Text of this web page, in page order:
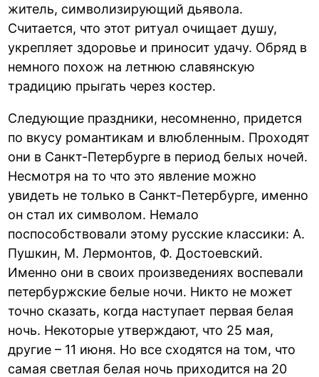
житель, символизирующий дьявола.
Считается, что этот ритуал очищает душу,
укрепляет здоровье и приносит удачу. Обряд в
немного похож на летнюю славянскую
традицию прыгать через костер.
Следующие праздники, несомненно, придется
по вкусу романтикам и влюбленным. Проходят
они в Санкт-Петербурге в период белых ночей.
Несмотря на то что это явление можно
увидеть не только в Санкт-Петербурге, именно
он стал их символом. Немало
поспособствовали этому русские классики: А.
Пушкин, М. Лермонтов, Ф. Достоевский.
Именно они в своих произведениях воспевали
петербуржские белые ночи. Никто не может
точно сказать, когда наступает первая белая
ночь. Некоторые утверждают, что 25 мая,
другие – 11 июня. Но все сходятся на том, что
самая светлая белая ночь приходится на 20